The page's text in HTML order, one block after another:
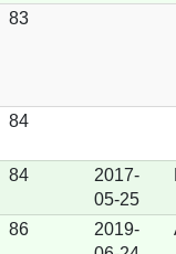
83
84
84
2017-
05-25
86
2019-